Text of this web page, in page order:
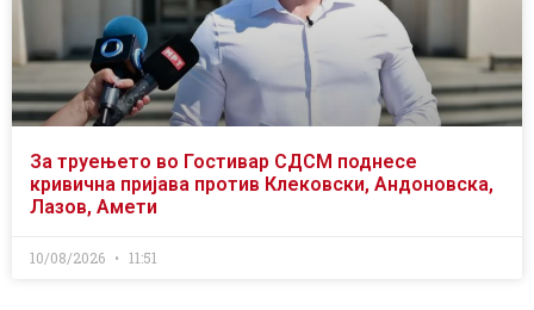
За труењето во Гостивар СДСМ поднесе
кривична пријава против Клековски, Андоновска,
Лазов, Амети
10/08/2026 11:51